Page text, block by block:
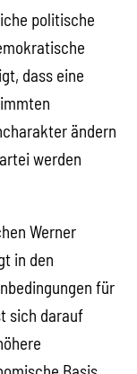
politische
dass eine
ändern
werden
Werner
in den
für
sich darauf